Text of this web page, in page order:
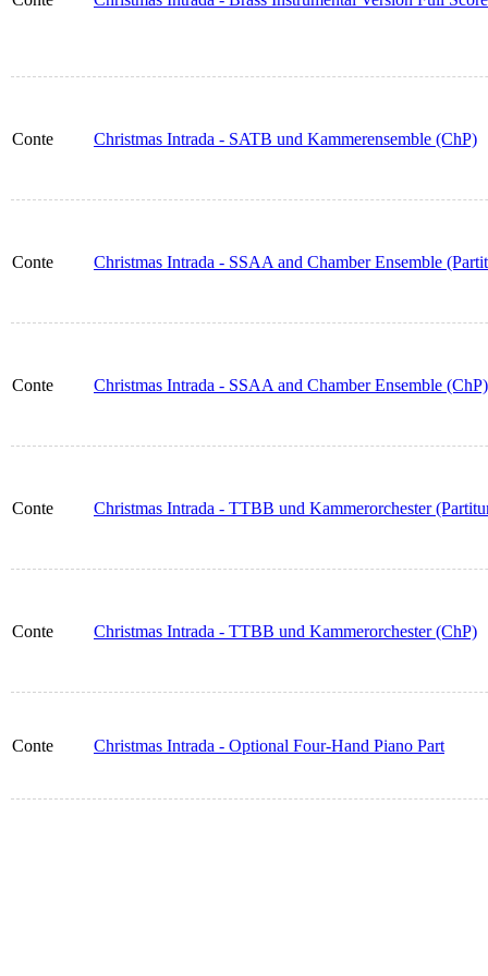
Conte Christmas Intrada - SATB und Kammerensemble (ChP)
Conte Christmas Intrada - SSAA and Chamber Ensemble
Conte Christmas Intrada - SSAA and Chamber Ensemble (ChP)
Conte Christmas Intrada - TTBB und Kammerorchester
Conte Christmas Intrada - TTBB und Kammerorchester (ChP)
Conte Christmas Intrada - Optional Four-Hand Piano Part